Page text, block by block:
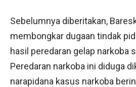
Sebelumnya diberitakan,
membongkar dugaan tindak
hasil peredaran gelap narkoba
Peredaran narkoba ini diduga
narapidana kasus narkoba